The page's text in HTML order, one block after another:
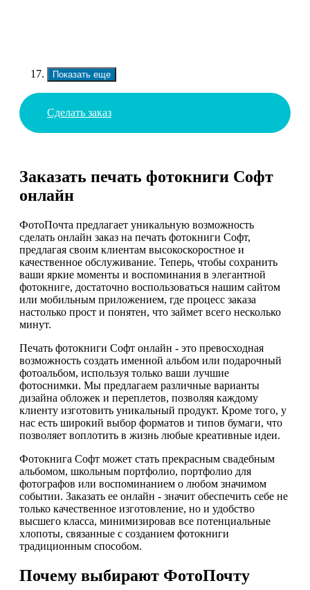
Показать еще
Сделать заказ
Заказать печать фотокниги Софт
онлайн
ФотоПочта предлагает уникальную возможность
сделать онлайн заказ на печать фотокниги Софт,
предлагая своим клиентам высокоскоростное и
качественное обслуживание. Теперь, чтобы сохранить
ваши яркие моменты и воспоминания в элегантной
фотокниге, достаточно воспользоваться нашим сайтом
или мобильным приложением, где процесс заказа
настолько прост и понятен, что займет всего несколько
минут.
Печать фотокниги Софт онлайн - это превосходная
возможность создать именной альбом или подарочный
фотоальбом, используя только ваши лучшие
фотоснимки. Мы предлагаем различные варианты
дизайна обложек и переплетов, позволяя каждому
клиенту изготовить уникальный продукт. Кроме того, у
нас есть широкий выбор форматов и типов бумаги, что
позволяет воплотить в жизнь любые креативные идеи.
Фотокнига Софт может стать прекрасным свадебным
альбомом, школьным портфолио, портфолио для
фотографов или воспоминанием о любом значимом
событии. Заказать ее онлайн - значит обеспечить себе не
только качественное изготовление, но и удобство
высшего класса, минимизировав все потенциальные
хлопоты, связанные с созданием фотокниги
традиционным способом.
Почему выбирают ФотоПочту